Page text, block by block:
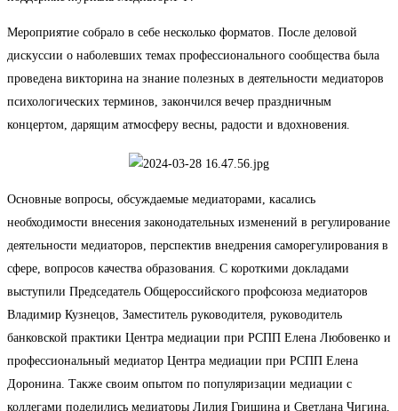
Мероприятие собрало в себе несколько форматов. После деловой
дискуссии о наболевших темах профессионального сообщества была
проведена викторина на знание полезных в деятельности медиаторов
психологических терминов, закончился вечер праздничным
концертом, дарящим атмосферу весны, радости и вдохновения.
Основные вопросы, обсуждаемые медиаторами, касались
необходимости внесения законодательных изменений в регулирование
деятельности медиаторов, перспектив внедрения саморегулирования в
сфере, вопросов качества образования. С короткими докладами
выступили Председатель Общероссийского профсоюза медиаторов
Владимир Кузнецов, Заместитель руководителя, руководитель
банковской практики Центра медиации при РСПП Елена Любовенко и
профессиональный медиатор Центра медиации при РСПП Елена
Доронина. Также своим опытом по популяризации медиации с
коллегами поделились медиаторы Лилия Гришина и Светлана Чигина,